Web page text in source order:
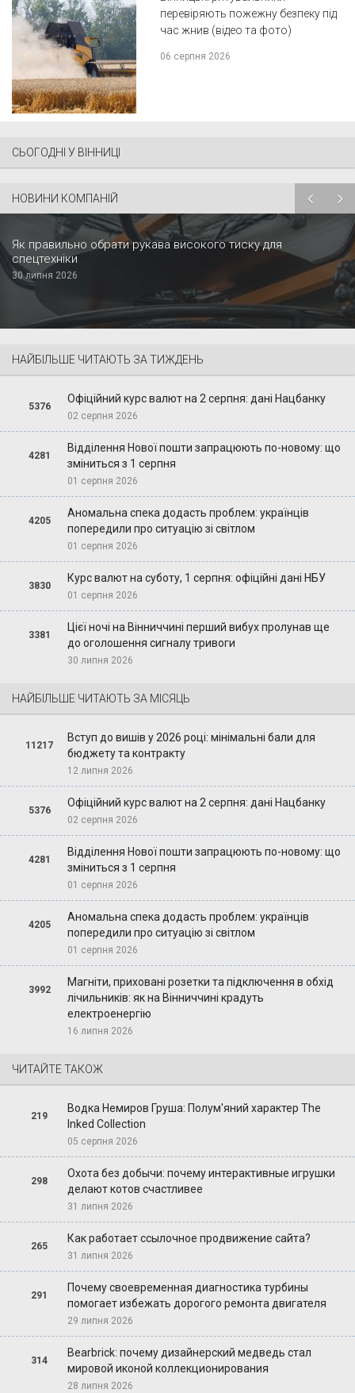
перевіряють пожежну безпеку під
час жнив (відео та фото)
06 серпня 2026
СЬОГОДНІ У ВІННИЦІ
НОВИНИ КОМПАНІЙ
Як правильно обрати рукава високого тиску для
спецтехніки
30 липня 2026
НАЙБІЛЬШЕ ЧИТАЮТЬ ЗА ТИЖДЕНЬ
5376
Офіційний курс валют на 2 серпня: дані Нацбанку
02 серпня 2026
4281
Відділення Нової пошти запрацюють по-новому: що
зміниться з 1 серпня
01 серпня 2026
4205
Аномальна спека додасть проблем: українців
попередили про ситуацію зі світлом
01 серпня 2026
3830
Курс валют на суботу, 1 серпня: офіційні дані НБУ
01 серпня 2026
3381
Цієї ночі на Вінниччині перший вибух пролунав ще
до оголошення сигналу тривоги
30 липня 2026
НАЙБІЛЬШЕ ЧИТАЮТЬ ЗА МІСЯЦЬ
11217
Вступ до вишів у 2026 році: мінімальні бали для
бюджету та контракту
12 липня 2026
5376
Офіційний курс валют на 2 серпня: дані Нацбанку
02 серпня 2026
4281
Відділення Нової пошти запрацюють по-новому: що
зміниться з 1 серпня
01 серпня 2026
4205
Аномальна спека додасть проблем: українців
попередили про ситуацію зі світлом
01 серпня 2026
3992
Магніти, приховані розетки та підключення в обхід
лічильників: як на Вінниччині крадуть
електроенергію
16 липня 2026
ЧИТАЙТЕ ТАКОЖ
219
Водка Немиров Груша: Полум'яний характер The
Inked Collection
05 серпня 2026
298
Охота без добычи: почему интерактивные игрушки
делают котов счастливее
31 липня 2026
265
Как работает ссылочное продвижение сайта?
31 липня 2026
291
Почему своевременная диагностика турбины
помогает избежать дорогого ремонта двигателя
29 липня 2026
314
Bearbrick: почему дизайнерский медведь стал
мировой иконой коллекционирования
28 липня 2026